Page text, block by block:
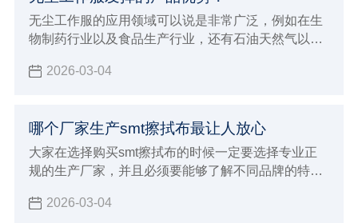
无尘工作服的应用领域可以说是非常广泛，例如在生
物制药行业以及食品生产行业，还有石油天然气以及
工要求，在进行穿着的时候非常贴身舒适，而且能够
的优点，在进行应用的过程当中也能够展现出非常多
的产品优势，可以满足各种不同环境的严苛要求。
2026-03-04
哪个厂家生产smt擦拭布最让人放心
大家在选择购买smt擦拭布的时候一定要选择专业正
规的生产厂家，并且必须要能够了解不同品牌的特
避免影响到自己对于smt擦拭布的使用效果，建议大
2026-03-04